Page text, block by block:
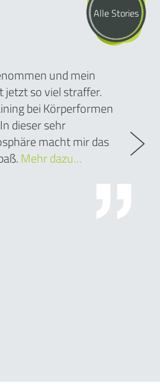
Alle Stories
und mein
jetzt so viel straffer.
bei Körperformen
dieser sehr
macht mir das
Mehr dazu…